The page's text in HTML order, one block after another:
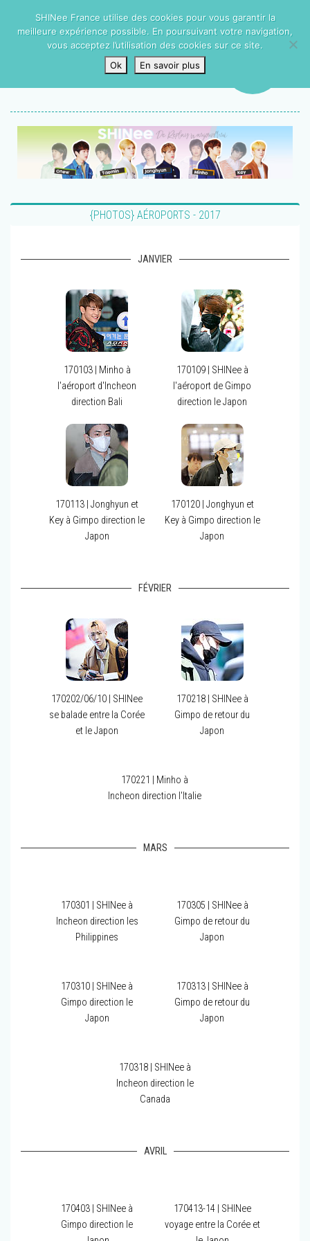
{PHOTOS} AÉROPORTS - 2017
JANVIER
170103 | Minho à
l'aéroport d'Incheon
direction Bali
170109 | SHINee à
l'aéroport de Gimpo
direction le Japon
170113 | Jonghyun et
Key à Gimpo direction le
Japon
170120 | Jonghyun et
Key à Gimpo direction le
Japon
FÉVRIER
170202/06/10 | SHINee
se balade entre la Corée
et le Japon
170218 | SHINee à
Gimpo de retour du
Japon
170221 | Minho à
Incheon direction l'Italie
MARS
170301 | SHINee à
Incheon direction les
Philippines
170305 | SHINee à
Gimpo de retour du
Japon
170310 | SHINee à
Gimpo direction le
Japon
170313 | SHINee à
Gimpo de retour du
Japon
170318 | SHINee à
Incheon direction le
Canada
AVRIL
170403 | SHINee à
Gimpo direction le
170413-14 | SHINee
voyage entre la Corée et
SHINee France utilise des cookies pour vous garantir la
meilleure expérience possible. En poursuivant votre navigation,
vous acceptez l’utilisation des cookies sur ce site.
Ok
En savoir plus